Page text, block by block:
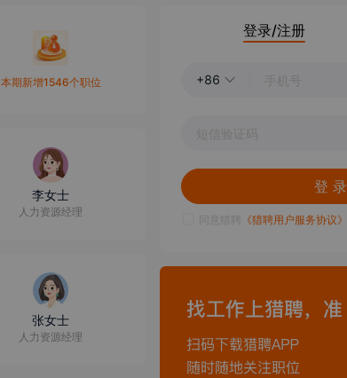
本期新增1546个职位
李女士
人力资源经理
张女士
人力资源经理
登录/注册
+86
登 录
同意猎聘 《猎聘用户服务协议》